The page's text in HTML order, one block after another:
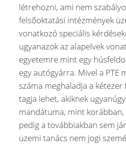
létrehozni, ami nem
felsőoktatási intézmények
vonatkozó speciális
ugyanazok az alapelvek
egyetemre mint egy
egy autógyárra. Mivel a PTE
száma meghaladja a
tagja lehet, akiknek
mandátuma, mint
pedig a továbbiakban sem
üzemi tanács nem jogi